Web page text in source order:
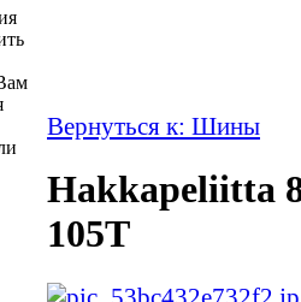
Вернуться к: Шины
Hakkapeliitta
105T